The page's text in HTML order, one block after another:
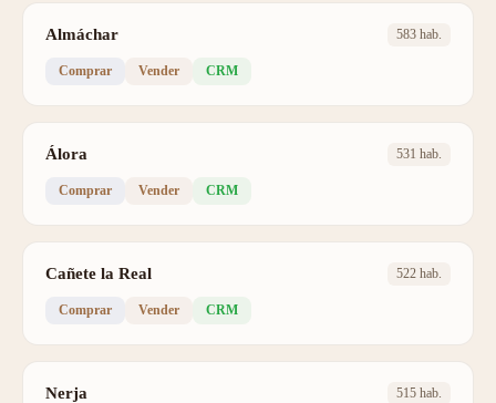
Almáchar 583 hab.
Comprar Vender CRM
Álora 531 hab.
Comprar Vender CRM
Cañete la Real 522 hab.
Comprar Vender CRM
Nerja 515 hab.